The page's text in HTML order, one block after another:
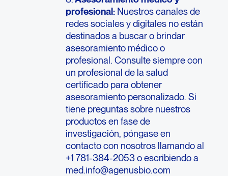
profesional: Nuestros canales de
redes sociales y digitales no están
destinados a buscar o brindar
asesoramiento médico o
profesional. Consulte siempre con
un profesional de la salud
certificado para obtener
asesoramiento personalizado. Si
tiene preguntas sobre nuestros
productos en fase de
investigación, póngase en
contacto con nosotros llamando al
+1 781-384-2053 o escribiendo a
med.info@agenusbio.com